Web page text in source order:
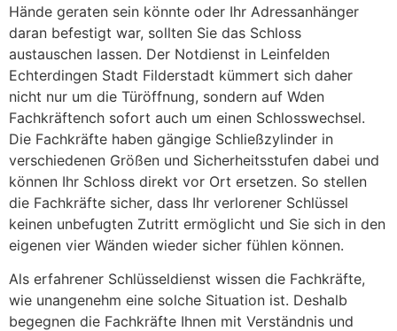
Hände geraten sein könnte oder Ihr Adressanhänger
daran befestigt war, sollten Sie das Schloss
austauschen lassen. Der Notdienst in Leinfelden
Echterdingen Stadt Filderstadt kümmert sich daher
nicht nur um die Türöffnung, sondern auf Wden
Fachkräftench sofort auch um einen Schlosswechsel.
Die Fachkräfte haben gängige Schließzylinder in
verschiedenen Größen und Sicherheitsstufen dabei und
können Ihr Schloss direkt vor Ort ersetzen. So stellen
die Fachkräfte sicher, dass Ihr verlorener Schlüssel
keinen unbefugten Zutritt ermöglicht und Sie sich in den
eigenen vier Wänden wieder sicher fühlen können.
Als erfahrener Schlüsseldienst wissen die Fachkräfte,
wie unangenehm eine solche Situation ist. Deshalb
begegnen die Fachkräfte Ihnen mit Verständnis und